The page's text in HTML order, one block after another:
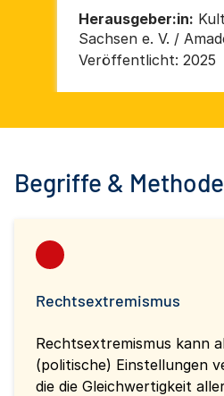
Herausgeber:in:
Sachsen e. V. / Amadeu Anonio
Stiftung
Veröffentlicht: 2025
Begriffe &
Rechtsextremismus
Rechtsextremismus kann
(politische) Einstellungen
die die Gleichwertigkeit